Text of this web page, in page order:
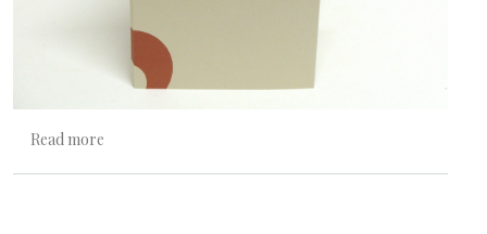
Read more